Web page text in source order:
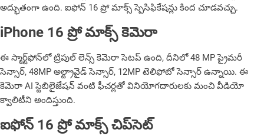
అద్భుతంగా ఉంది. ఐఫోన్ 16 ప్రో మాక్స్ స్పెసిఫికేష‌న్లు కింద చూడ‌వ‌చ్చు.
iPhone 16 ప్రో మాక్స్ కెమెరా
ఈ స్మార్ట్‌ఫోన్‌లో ట్రిపుల్ లెన్స్ కెమెరా సెటప్ ఉంది, దీనిలో 48 MP ప్రైమరీ
సెన్సార్, 48MP అల్ట్రావైడ్ సెన్సార్, 12MP టెలిఫోటో సెన్సార్ ఉన్నాయి. ఈ
కెమెరా AI స్టెబిలైజేషన్ వంటి ఫీచర్లతో వినియోగదారులకు మంచి వీడియో
క్వాలిటీని అందిస్తుంది.
ఐఫోన్ 16 ప్రో మాక్స్ చిప్‌సెట్